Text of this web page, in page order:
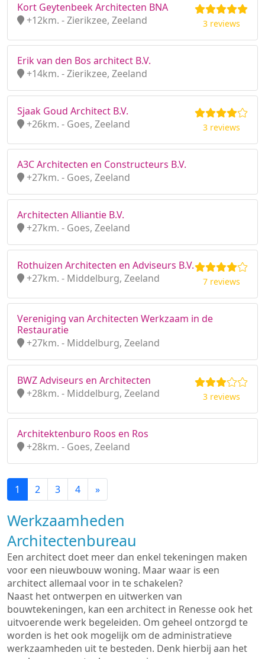
Kort Geytenbeek Architecten BNA
+12km. - Zierikzee, Zeeland
3 reviews
Erik van den Bos architect B.V.
+14km. - Zierikzee, Zeeland
Sjaak Goud Architect B.V.
+26km. - Goes, Zeeland
3 reviews
A3C Architecten en Constructeurs B.V.
+27km. - Goes, Zeeland
Architecten Alliantie B.V.
+27km. - Goes, Zeeland
Rothuizen Architecten en Adviseurs B.V.
+27km. - Middelburg, Zeeland
7 reviews
Vereniging van Architecten Werkzaam in de
Restauratie
+27km. - Middelburg, Zeeland
BWZ Adviseurs en Architecten
+28km. - Middelburg, Zeeland
3 reviews
Architektenburo Roos en Ros
+28km. - Goes, Zeeland
1 2 3 4 »
Werkzaamheden
Architectenbureau
Een architect doet meer dan enkel tekeningen maken
voor een nieuwbouw woning. Maar waar is een
architect allemaal voor in te schakelen?
Naast het ontwerpen en uitwerken van
bouwtekeningen, kan een architect in Renesse ook het
uitvoerende werk begeleiden. Om geheel ontzorgd te
worden is het ook mogelijk om de administratieve
werkzaamheden uit te besteden. Denk hierbij aan het